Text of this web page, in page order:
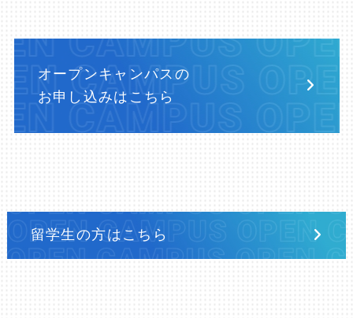
オープンキャンパスの
お申し込みはこちら
留学生の方はこちら